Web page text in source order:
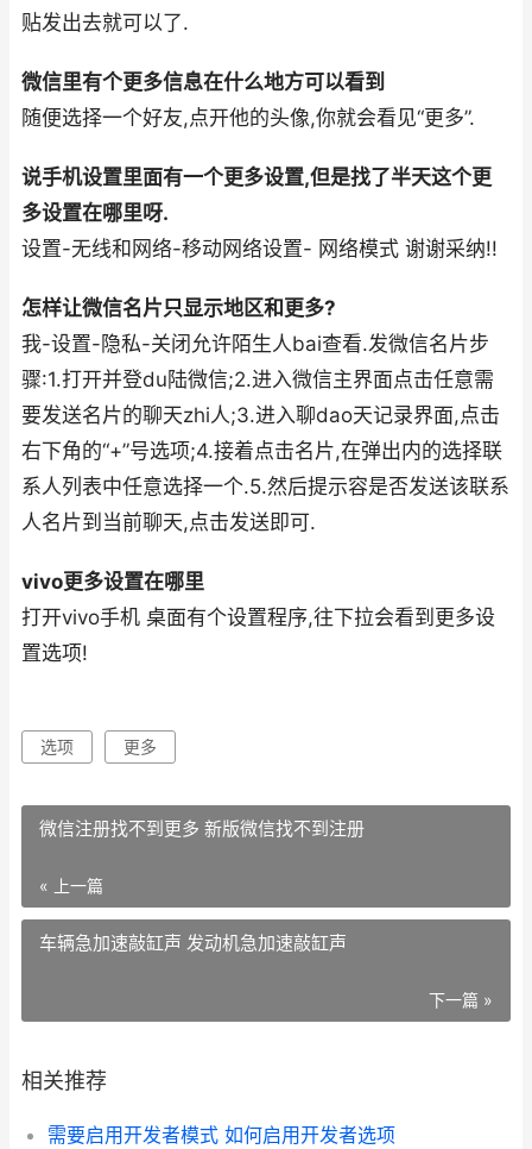
贴发出去就可以了.
微信里有个更多信息在什么地方可以看到
随便选择一个好友,点开他的头像,你就会看见“更多”.
说手机设置里面有一个更多设置,但是找了半天这个更
多设置在哪里呀.
设置-无线和网络-移动网络设置- 网络模式 谢谢采纳!!
怎样让微信名片只显示地区和更多?
我-设置-隐私-关闭允许陌生人bai查看.发微信名片步
骤:1.打开并登du陆微信;2.进入微信主界面点击任意需
要发送名片的聊天zhi人;3.进入聊dao天记录界面,点击
右下角的“+”号选项;4.接着点击名片,在弹出内的选择联
系人列表中任意选择一个.5.然后提示容是否发送该联系
人名片到当前聊天,点击发送即可.
vivo更多设置在哪里
打开vivo手机 桌面有个设置程序,往下拉会看到更多设
置选项!
选项 更多
微信注册找不到更多 新版微信找不到注册
« 上一篇
车辆急加速敲缸声 发动机急加速敲缸声
下一篇 »
相关推荐
需要启用开发者模式 如何启用开发者选项